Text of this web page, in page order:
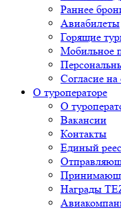
Раннее
Авиабилеты
Горящие
Мобильное
Согласие
О туроператоре
О
Вакансии
Контакты
Единый
Награды